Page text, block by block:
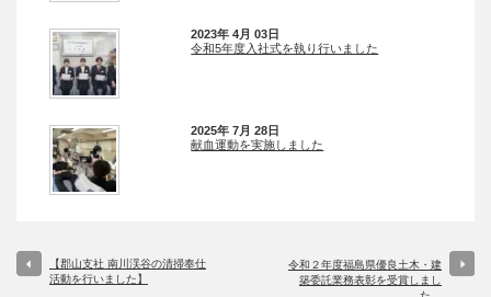
2023年 4月 03日
令和5年度入社式を執り行いました
2025年 7月 28日
献血運動を実施しました
【郡山支社 南川渓谷の清掃奉仕
活動を行いました】
令和２年度福島県優良土木・建
築委託業務表彰を受賞しまし